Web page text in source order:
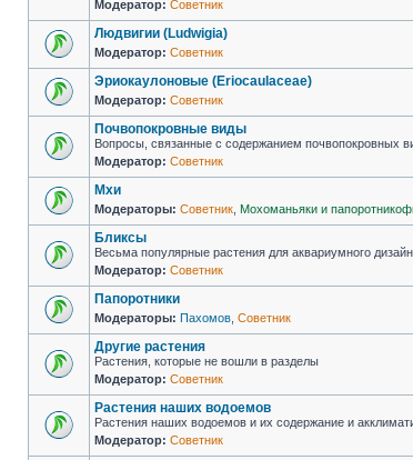
Модератор: Советник
Людвигии (Ludwigia)
Модератор: Советник
Эриокаулоновые (Eriocaulaceae)
Модератор: Советник
Почвопокровные виды
Вопросы, связанные с содержанием почвопокровных
Модератор: Советник
Мхи
Модераторы: Советник Мохоманьяки и
Бликсы
Весьма популярные растения для аквариумного
Модератор: Советник
Папоротники
Модераторы: Пахомов Советник
Другие растения
Растения, которые не вошли в разделы
Модератор: Советник
Растения наших водоемов
Растения наших водоемов и их содержание и
Модератор: Советник